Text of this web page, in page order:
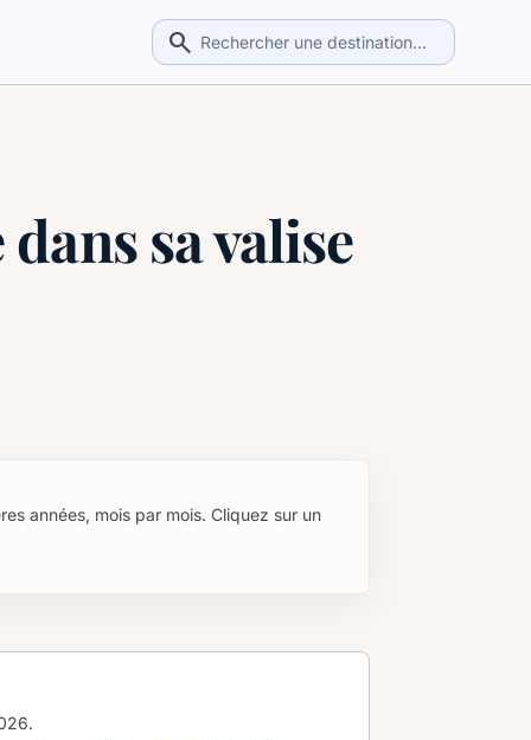
search
sa valise
années, mois par mois. Cliquez sur un
.